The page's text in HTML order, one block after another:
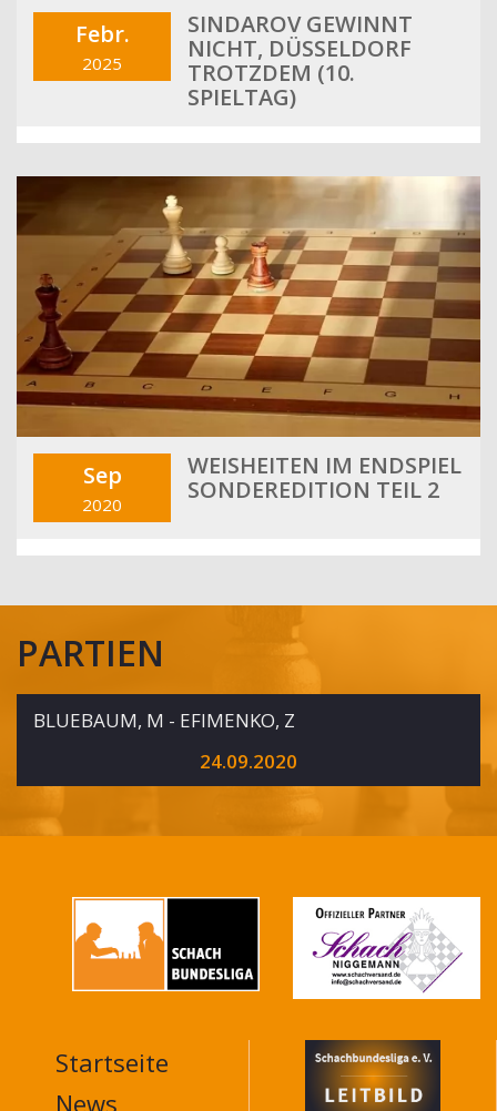
Febr.
2025
SINDAROV GEWINNT
NICHT, DÜSSELDORF
TROTZDEM (10.
SPIELTAG)
Sep
2020
WEISHEITEN IM ENDSPIEL
SONDEREDITION TEIL 2
PARTIEN
BLUEBAUM, M - EFIMENKO, Z
24.09.2020
MAIN
NAVIGATION
Startseite
News